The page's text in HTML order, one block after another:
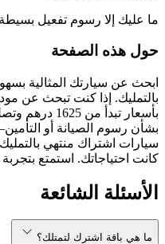
ما عليك إلا رسوم تفعيل
حول هذه الصفحة
ابحث عن سيارتك المثالية
بالتمليك. إذا كنت تبحث عن
بشأن رسوم الصيانة أو
سيارات اشتراك منتهي
كانت احتياجاتك. استمتع
الأسئلة الشائعة
ما هي باقة اشترك لتمتلك؟